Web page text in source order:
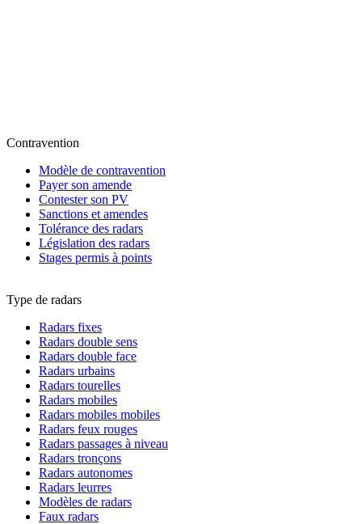
Contravention
Modèle de contravention
Payer son amende
Contester son PV
Sanctions et amendes
Tolérance des radars
Législation des radars
Stages permis à points
Type de radars
Radars fixes
Radars double sens
Radars double face
Radars urbains
Radars tourelles
Radars mobiles
Radars mobiles mobiles
Radars feux rouges
Radars passages à niveau
Radars tronçons
Radars autonomes
Radars leurres
Modèles de radars
Faux radars